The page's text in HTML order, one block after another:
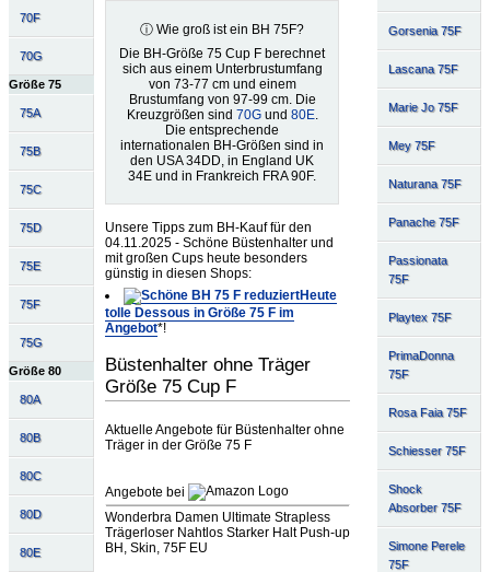
70F
70G
Größe 75
75A
75B
75C
75D
75E
75F
75G
Größe 80
80A
80B
80C
80D
80E
Gorsenia 75F
Lascana 75F
Marie Jo 75F
Mey 75F
Naturana 75F
Panache 75F
Passionata
75F
Playtex 75F
PrimaDonna
75F
Rosa Faia 75F
Schiesser 75F
Shock
Absorber 75F
Simone Perele
75F
ⓘ Wie groß ist ein BH 75F?
Die BH-Größe 75 Cup F berechnet
sich aus einem Unterbrustumfang
von 73-77 cm und einem
Brustumfang von 97-99 cm. Die
Kreuzgrößen sind 70Gund 80E.
Die entsprechende
internationalen BH-Größen sind in
den USA 34DD, in England UK
34E und in Frankreich FRA 90F.
Unsere Tipps zum BH-Kauf für den
04.11.2025 - Schöne Büstenhalter und
mit großen Cups heute besonders
günstig in diesen Shops:
Heute
tolle Dessous in Größe 75 F im
Angebot*!
Büstenhalter ohne Träger
Größe 75 Cup F
Aktuelle Angebote für Büstenhalter ohne
Träger in der Größe 75 F
Angebote bei
Wonderbra Damen Ultimate Strapless
Trägerloser Nahtlos Starker Halt Push-up
BH, Skin, 75F EU